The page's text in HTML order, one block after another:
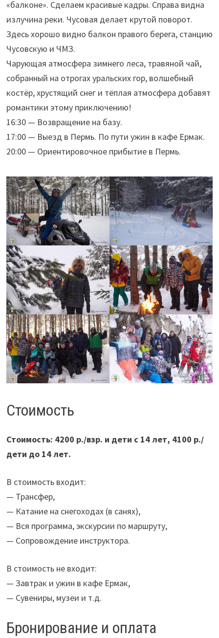
«балконе». Сделаем красивые кадры. Справа видна
излучина реки. Чусовая делает крутой поворот.
Здесь хорошо видно балкон правого берега, станцию
Чусовскую и ЧМЗ.
Чарующая атмосфера зимнего леса, травяной чай,
собранный на отрогах уральских гор, волшебный
костёр, хрустящий снег и тёплая атмосфера добавят
романтики этому приключению!
16:30 — Возвращение на базу.
17:00 — Выезд в Пермь. По пути ужин в кафе Ермак.
20:00 — Ориентировочное прибытие в Пермь.
Стоимость
Стоимость: 4200 р./взр. и дети с 14 лет, 4100 р./
дети до 14 лет.
В стоимость входит:
— Трансфер,
— Катание на снегоходах (в санях),
— Вся программа, экскурсии по маршруту,
— Сопровождение инструктора.
В стоимость не входит:
— Завтрак и ужин в кафе Ермак,
— Сувениры, музеи и т.д.
Бронирование и оплата